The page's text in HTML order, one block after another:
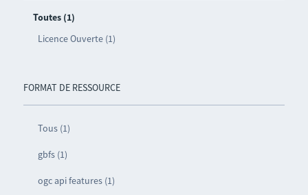
Toutes (1)
Licence Ouverte (1)
FORMAT DE RESSOURCE
Tous (1)
gbfs (1)
ogc api features (1)